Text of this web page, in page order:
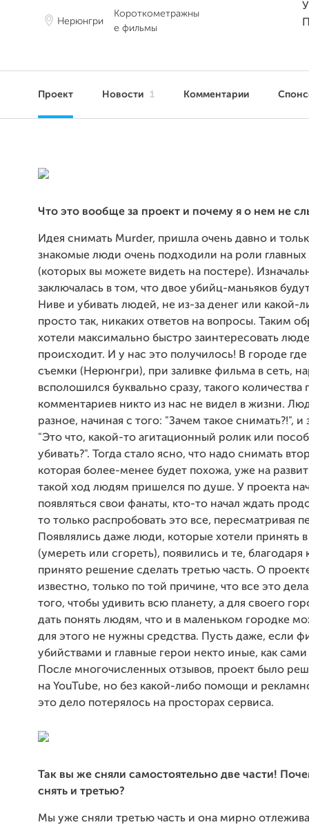
Нерюнгри
Короткометражны
е фильмы
Проект Новости 1 Комментарии
Что это вообще за проект и почему я о нем не
Идея снимать Murder, пришла очень давно и
знакомые люди очень подходили на роли главных
(которых вы можете видеть на постере).
заключалась в том, что двое убийц-маньяков
Ниве и убивать людей, не из-за денег или какой-
просто так, никаких ответов на вопросы. Таким
хотели максимально быстро заинтересовать
происходит. И у нас это получилось! В городе
съемки (Нерюнгри), при заливке фильма в сеть,
всполошился буквально сразу, такого количества
комментариев никто из нас не видел в жизни.
разное, начиная с того: "Зачем такое снимать?!", и
"Это что, какой-то агитационный ролик или
убивать?". Тогда стало ясно, что надо снимать
которая более-менее будет похожа, уже на
такой ход людям пришелся по душе. У проекта
появляться свои фанаты, кто-то начал ждать
то только распробовать это все, пересматривая
Появлялись даже люди, которые хотели принять
(умереть или сгореть), появились и те,
принято решение сделать третью часть. О
известно, только по той причине, что все это
того, чтобы удивить всю планету, а для своего
дать понять людям, что и в маленьком городке
для этого не нужны средства. Пусть даже, если
убийствами и главные герои некто иные, как
После многочисленных отзывов, проект было
на YouTube, но без какой-либо помощи и
это дело потерялось на просторах сервиса.
Так вы же сняли самостоятельно две части!
снять и третью?
Мы уже сняли третью часть и она мирно